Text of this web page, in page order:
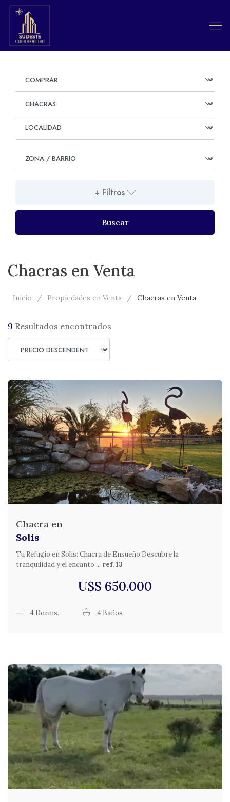
+ Filtros
Buscar
Chacras en Venta
Inicio Propiedades en Venta Chacras en Venta
9 Resultados encontrados
Chacra en
Solis
Tu Refugio en Solis: Chacra de Ensueño Descubre la
tranquilidad y el encanto ... ref. 13
U$S 650.000
4 Dorms. 4 Baños